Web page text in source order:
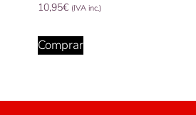
10,95€ (IVA inc.)
Comprar